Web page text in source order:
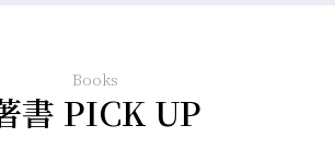
Books
書 PICK UP